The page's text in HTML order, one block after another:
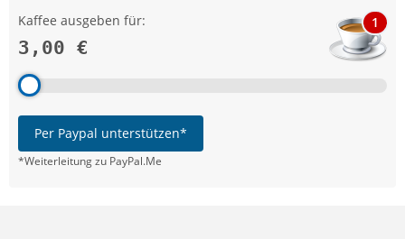
Kaffee ausgeben für:
3,00 €
1
Per Paypal unterstützen*
*Weiterleitung zu PayPal.Me